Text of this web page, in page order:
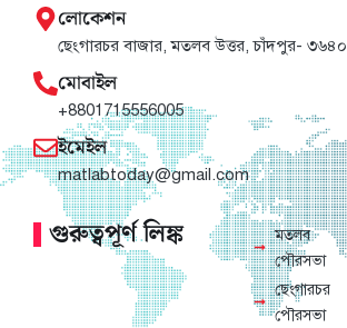
গুরুত্বপূর্ণ লিঙ্ক
মতলব
পৌরসভা
ছেংগারচর
পৌরসভা
লোকেশন
ছেংগারচর বাজার, মতলব উত্তর, চাঁদপুর- ৩৬৪০
মোবাইল
+8801715556005
ইমেইল
matlabtoday@gmail.com